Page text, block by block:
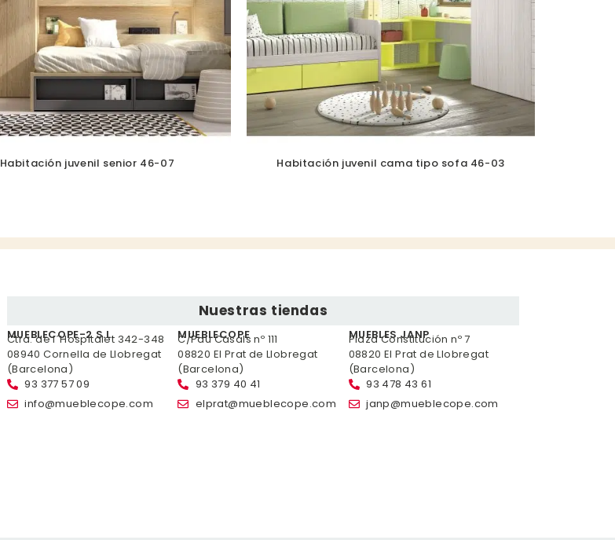
Habitación juvenil senior 46-07 Habitación juvenil cama tipo sofa 46-03
Nuestras tiendas
MUEBLECOPE-2 S.L.
Ctra. de l´Hospitalet 342-348
08940 Cornella de Llobregat
(Barcelona)
93 377 57 09
info@mueblecope.com
MUEBLECOPE
C/Pau Casals nº 111
08820 El Prat de Llobregat
(Barcelona)
93 379 40 41
elprat@mueblecope.com
MUEBLES JANP
Plaza Constitución nº 7
08820 El Prat de Llobregat
(Barcelona)
93 478 43 61
janp@mueblecope.com